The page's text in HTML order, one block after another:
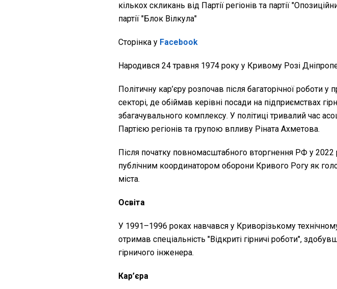
кількох скликань від Партії регіонів та партії
партії "Блок Вілкула"
Сторінка у Facebook
Народився 24 травня 1974 року у Кривому Розі
Політичну кар’єру розпочав після багаторічної роботи
секторі, де обіймав керівні посади на підприємствах
збагачувального комплексу. У політиці тривалий час
Партією регіонів та групою впливу Ріната Ахметова.
Після початку повномасштабного вторгнення РФ у 2022
публічним координатором оборони Кривого Рогу як
міста.
Освіта
У 1991–1996 роках навчався у Криворізькому
отримав спеціальність "Відкриті гірничі роботи",
гірничого інженера.
Кар’єра